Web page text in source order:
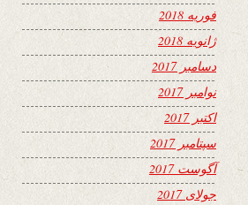
فوریه 2018
ژانویه 2018
دسامبر 2017
نوامبر 2017
اکتبر 2017
سپتامبر 2017
آگوست 2017
جولای 2017